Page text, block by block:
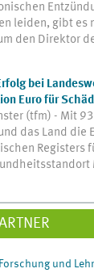
leiden, gibt es
den Direktor
bei
Euro für
(tfm) - Mit
das Land die
Registers
und